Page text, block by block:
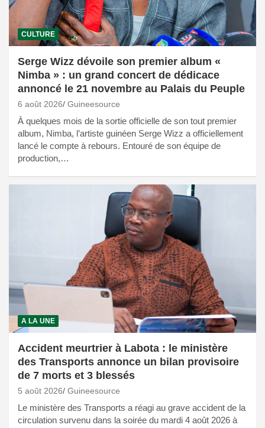
CULTURE
Serge Wizz dévoile son premier album «
Nimba » : un grand concert de dédicace
annoncé le 21 novembre au Palais du Peuple
6 août 2026 Guineesource
À quelques mois de la sortie officielle de son tout premier
album, Nimba, l’artiste guinéen Serge Wizz a officiellement
lancé le compte à rebours. Entouré de son équipe de
production,…
A LA UNE
Accident meurtrier à Labota : le ministère
des Transports annonce un bilan provisoire
de 7 morts et 3 blessés
5 août 2026 Guineesource
Le ministère des Transports a réagi au grave accident de la
circulation survenu dans la soirée du mardi 4 août 2026 à